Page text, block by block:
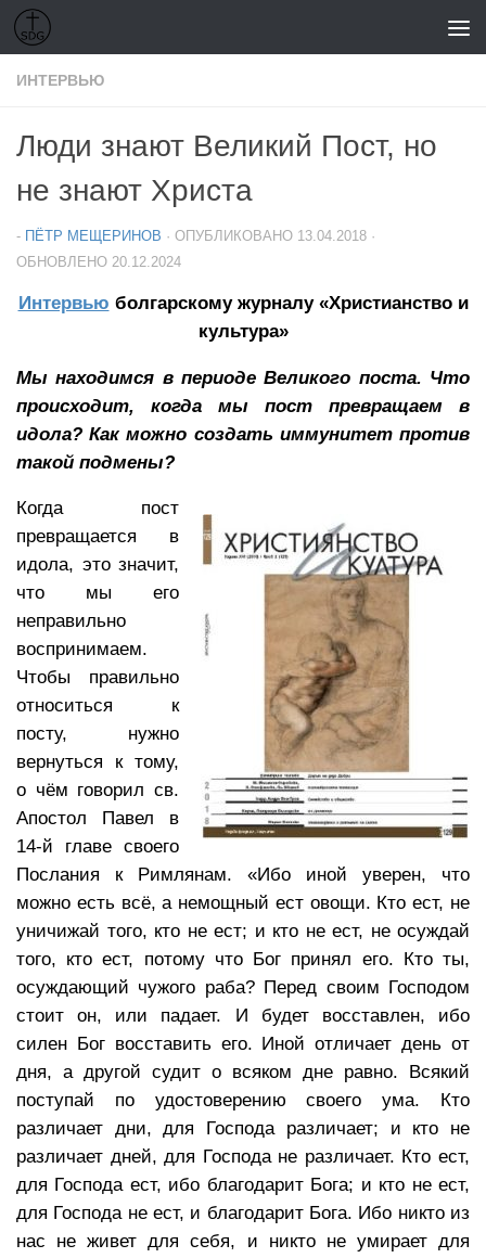
Перейти к содержимому
ИНТЕРВЬЮ
Люди знают Великий Пост, но
не знают Христа
- ПЁТР МЕЩЕРИНОВ · ОПУБЛИКОВАНО 13.04.2018 ·
ОБНОВЛЕНО 20.12.2024
Интервью болгарскому журналу «Христианство и
культура»
Мы находимся в периоде Великого поста. Что
происходит, когда мы пост превращаем в
идола? Как можно создать иммунитет против
такой подмены?
Когда пост
превращается в
идола, это значит,
что мы его
неправильно
воспринимаем.
Чтобы правильно
относиться к
посту, нужно
вернуться к тому,
о чём говорил св.
Апостол Павел в
14-й главе своего
Послания к Римлянам. «Ибо иной уверен, что
можно есть всё, а немощный ест овощи. Кто ест, не
уничижай того, кто не ест; и кто не ест, не осуждай
того, кто ест, потому что Бог принял его. Кто ты,
осуждающий чужого раба? Перед своим Господом
стоит он, или падает. И будет восставлен, ибо
силен Бог восставить его. Иной отличает день от
дня, а другой судит о всяком дне равно. Всякий
поступай по удостоверению своего ума. Кто
различает дни, для Господа различает; и кто не
различает дней, для Господа не различает. Кто ест,
для Господа ест, ибо благодарит Бога; и кто не ест,
для Господа не ест, и благодарит Бога. Ибо никто из
нас не живет для себя, и никто не умирает для